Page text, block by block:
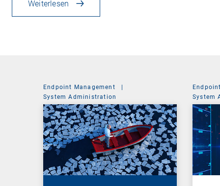
Weiterlesen
Endpoint Management
System Administration
System